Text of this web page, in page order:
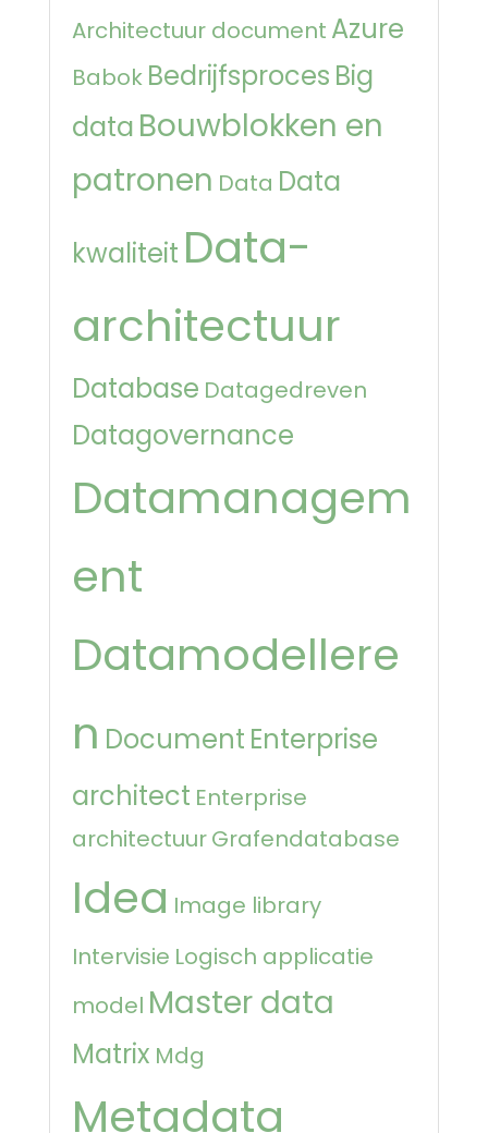
Architectuur document Azure
Babok Bedrijfsproces Big
data Bouwblokken en
patronen Data Data
kwaliteit Data-
architectuur
Database Datagedreven
Datagovernance
Datamanagem
ent
Datamodellere
n Document Enterprise
architect Enterprise
architectuurGrafendatabase
Idea Image library
Intervisie Logisch applicatie
model Master data
Matrix Mdg
Metadata